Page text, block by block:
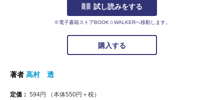
試し読みをする
※電子書籍ストアBOOK☆WALKERへ移動します。
購入する
著者 高村 透
定価： 594円 （本体550円＋税）